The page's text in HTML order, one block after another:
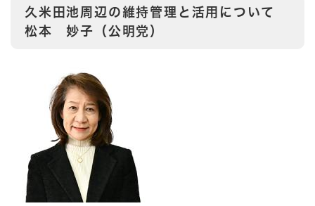
久米田池周辺の維持管理と活用について
松本 妙子（公明党）